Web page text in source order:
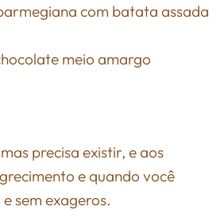
com batata assada
meio amargo
precisa existir, e aos
e quando você
sem exageros.